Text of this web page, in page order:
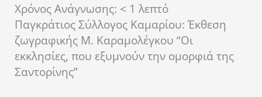
Χρόνος Ανάγνωσης: < 1 λεπτό
Παγκράτιος Σύλλογος Καμαρίου: Έκθεση
ζωγραφικής Μ. Καραμολέγκου “Οι
εκκλησίες, που εξυμνούν την ομορφιά της
Σαντορίνης”